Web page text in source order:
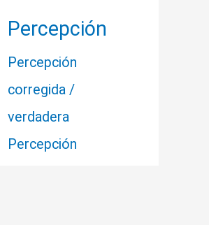
Percepción
Percepción
corregida /
verdadera
Percepción